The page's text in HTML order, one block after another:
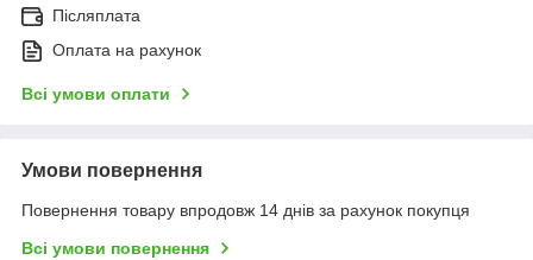
Післяплата
Оплата на рахунок
Всі умови оплати
Умови повернення
Повернення товару впродовж 14 днів за рахунок покупця
Всі умови повернення